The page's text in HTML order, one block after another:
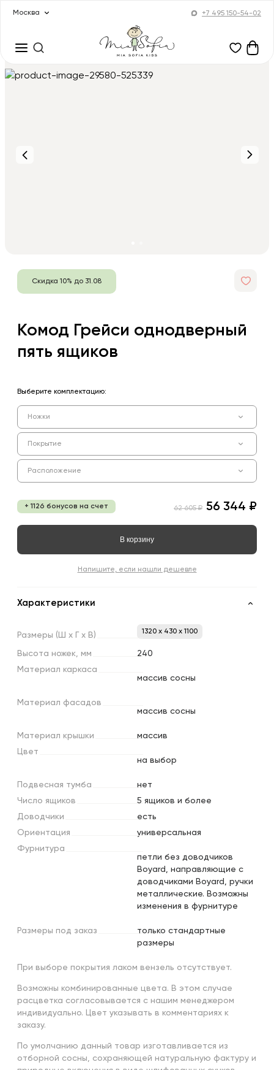
Москва +7 495 150-54-02
Скидка 10% до 31.08
Комод Грейси однодверный
пять ящиков
Выберите комплектацию:
Ножки
Покрытие
Расположение
+ 1126 бонусов на счет 62 605 ₽ 56 344 ₽
В корзину
Напишите, если нашли дешевле
Характеристики
Размеры (Ш х х В) 1320 x 430 x 1100
Высота ножек, мм
240
Материал каркаса
массив сосны
Материал фасадов
массив сосны
Материал крышки
массив
Цвет
на выбор
Подвесная тумба
нет
Число ящиков
5 ящиков и более
Доводчики
есть
Ориентация
универсальная
Фурнитура
петли без доводчиков
Boyard, направляющие с
доводчиками Boyard, ручки
металлические. Возможны
изменения в фурнитуре
Размеры под заказ
только стандартные
размеры
При выборе покрытия лаком вензель отсутствует.
Возможны комбинированные цвета. В этом случае
расцветка согласовывается с нашим менеджером
индивидуально. Цвет указывать в комментариях к
заказу.
По умолчанию данный товар изготавливается из
отборной сосны, сохраняющей натуральную фактуру и